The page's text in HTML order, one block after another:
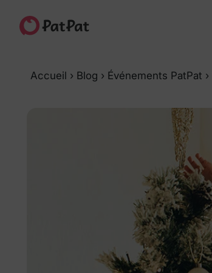
Accueil › Blog › Événements PatPat ›